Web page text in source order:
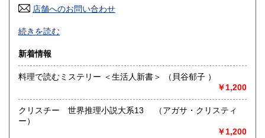
高知県 600円
佐賀県
熊本県 600円 大分県 600円
600円
沖縄県 600円
店舗へのお問い合わせ
お電話FAXでの在庫照会とご注文はお断りいたします。ご質
問等はメールではなく必ず日本の古本屋のサイトからお願い
します。(公費後払い購入合計3000円未満の商品は公費購入
をお受けできません)公費でのご注文も日本の古本屋のサイト
からご注文お願いします。
当店では本の記事・内容についてのご質問にはお答えいたし
ませんので各自でご研究ください。又本のご質問も2回程度で
ご容赦ください。
沿線名：-
続きを読む
新着情報
料理で読むミステリー ＜生活人新書＞ （貝谷郁子 ）
￥1,200
クリスチー 世界推理小説大系13 （アガサ・クリスティ
ー）
￥1,200